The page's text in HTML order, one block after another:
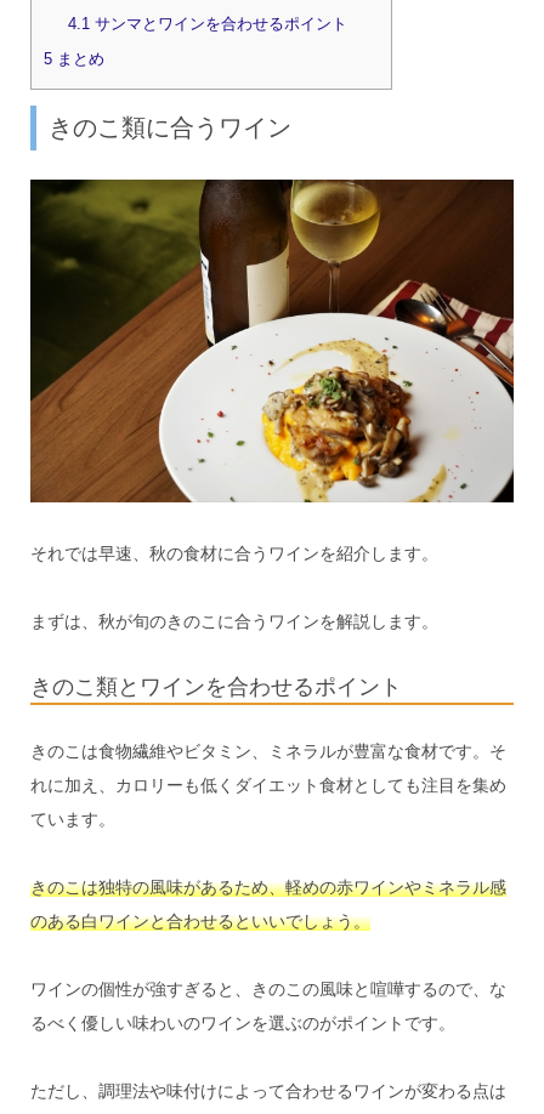
4.1サンマとワインを合わせるポイント
5まとめ
きのこ類に合うワイン
それでは早速、秋の食材に合うワインを紹介します。
まずは、秋が旬のきのこに合うワインを解説します。
きのこ類とワインを合わせるポイント
きのこは食物繊維やビタミン、ミネラルが豊富な食材です。そ
れに加え、カロリーも低くダイエット食材としても注目を集め
ています。
きのこは独特の風味があるため、軽めの赤ワインやミネラル感
のある白ワインと合わせるといいでしょう。
ワインの個性が強すぎると、きのこの風味と喧嘩するので、な
るべく優しい味わいのワインを選ぶのがポイントです。
ただし、調理法や味付けによって合わせるワインが変わる点は